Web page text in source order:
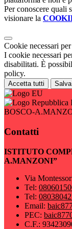
Per conoscere quali
visionare la
Cookie necessari
I cookie necessari
disabilitati. È
policy.
Accetta tutti
BOSCO-
Contatti
ISTITUTO
A.MANZONI”
Via
Tel:
Tel:
Email:
PEC:
C.F.: